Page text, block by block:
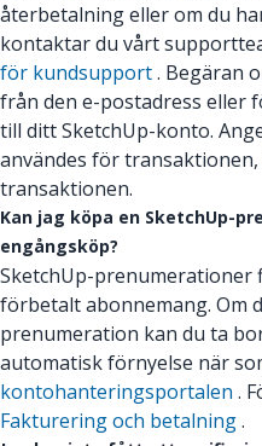
återbetalning eller om du
kontaktar du vårt
för kundsupport. Begäran
från den e-postadress eller
till ditt SketchUp-konto.
användes för
transaktionen.
Kan jag köpa en SketchUp-
engångsköp?
SketchUp-prenumerationer
förbetalt abonnemang. Om
prenumeration kan du ta
automatisk förnyelse när
kontohanteringsportalen .
Fakturering och betalning.